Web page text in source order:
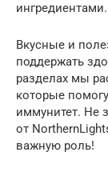
ингредиентами.
Вкусные и
поддержать
разделах мы
которые
иммунитет. Не
от
важную роль!